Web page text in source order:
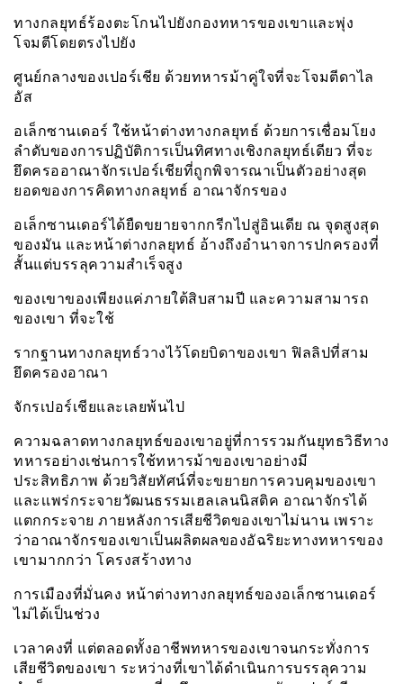
ทางกลยุทธ์ร้องตะโกนไปยังกองทหารของเขาและพุ่ง
โจมตีโดยตรงไปยัง
ศูนย์กลางของเปอร์เชีย ด้วยทหารม้าคู่ใจที่จะโจมตีดาไล
อัส
อเล็กซานเดอร์ ใช้หน้าต่างทางกลยุทธ์ ด้วยการเชื่อมโยง
ลำดับของการปฏิบัติการเป็นทิศทางเชิงกลยุทธ์เดียว ที่จะ
ยึดครออาณาจักรเปอร์เชียที่ถูกพิจารณาเป็นตัวอย่างสุด
ยอดของการคิดทางกลยุทธ์ อาณาจักรของ
อเล็กซานเดอร์ได้ยืดขยายจากกรีกไปสู่อินเดีย ณ จุดสูงสุด
ของมัน และหน้าต่างกลยุทธ์ อ้างถึงอำนาจการปกครองที่
สั้นแต่บรรลุความสำเร็จสูง
ของเขาของเพียงแค่ภายใต้สิบสามปี และความสามารถ
ของเขา ที่จะใช้
รากฐานทางกลยุทธ์วางไว้โดยบิดาของเขา ฟิลลิปที่สาม
ยึดครองอาณา
จักรเปอร์เชียและเลยพ้นไป
ความฉลาดทางกลยุทธ์ของเขาอยู่ที่การรวมกันยุทธวิธีทาง
ทหารอย่างเช่นการใช้ทหารม้าของเขาอย่างมี
ประสิทธิภาพ ด้วยวิสัยทัศน์ที่จะขยายการควบคุมของเขา
และเเพร่กระจายวัฒนธรรมเฮลเลนนิสติค อาณาจักรได้
แตกกระจาย ภายหลังการเสียชีวิตของเขาไม่นาน เพราะ
ว่าอาณาจักรของเขาเป็นผลิตผลของอัฉริยะทางทหารของ
เขามากกว่า โครงสร้างทาง
การเมืองที่มั่นคง หน้าต่างทางกลยุทธ์ของอเล็กซานเดอร์
ไม่ได้เป็นช่วง
เวลาคงที่ แต่ตลอดทั้งอาชีพทหารของเขาจนกระทั่งการ
เสียชีวิตของเขา ระหว่างที่เขาได้ดำเนินการบรรลุความ